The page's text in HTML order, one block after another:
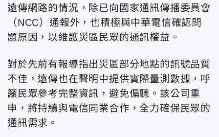
遠傳網路的情況，除已向國家通訊傳播委員會
（NCC）通報外，也積極與中華電信確認問
題原因，以維護災區民眾的通訊權益。
對於先前有報導指出災區部分地點的訊號品質
不佳，遠傳也在聲明中提供實際量測數據，呼
籲民眾參考完整資訊，避免偏聽。該公司重
申，將持續與電信同業合作，全力確保民眾的
通訊需求。